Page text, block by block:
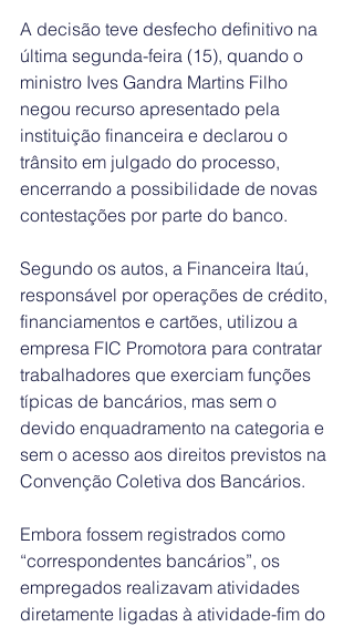
A decisão teve desfecho definitivo na
última segunda-feira (15), quando o
ministro Ives Gandra Martins Filho
negou recurso apresentado pela
instituição financeira e declarou o
trânsito em julgado do processo,
encerrando a possibilidade de novas
contestações por parte do banco.
Segundo os autos, a Financeira Itaú,
responsável por operações de crédito,
financiamentos e cartões, utilizou a
empresa FIC Promotora para contratar
trabalhadores que exerciam funções
típicas de bancários, mas sem o
devido enquadramento na categoria e
sem o acesso aos direitos previstos na
Convenção Coletiva dos Bancários.
Embora fossem registrados como
“correspondentes bancários”, os
empregados realizavam atividades
diretamente ligadas à atividade-fim do